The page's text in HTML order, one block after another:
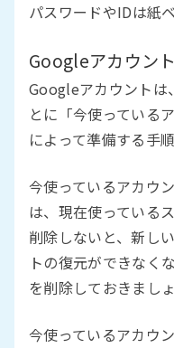
パスワードやIDは紙
Googleアカウン
Googleアカウントは
とに「今使っている
によって準備する手
今使っているアカウ
は、現在使っている
削除しないと、新し
トの復元ができなく
を削除しておきましょ
今使っているアカウ